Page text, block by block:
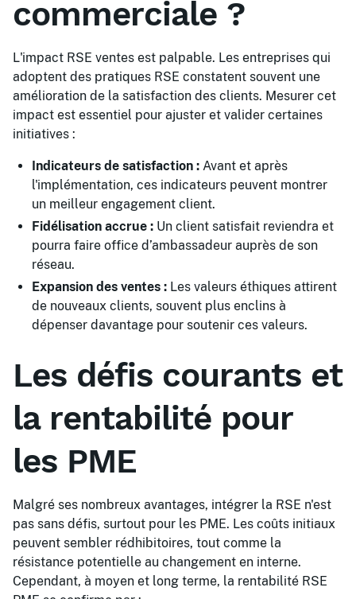
commerciale ?
L'impact RSE ventes est palpable. Les entreprises qui
adoptent des pratiques RSE constatent souvent une
amélioration de la satisfaction des clients. Mesurer cet
impact est essentiel pour ajuster et valider certaines
initiatives :
Indicateurs de satisfaction : Avant et après
l'implémentation, ces indicateurs peuvent montrer
un meilleur engagement client.
Fidélisation accrue : Un client satisfait reviendra et
pourra faire office d’ambassadeur auprès de son
réseau.
Expansion des ventes : Les valeurs éthiques attirent
de nouveaux clients, souvent plus enclins à
dépenser davantage pour soutenir ces valeurs.
Les défis courants et
la rentabilité pour
les PME
Malgré ses nombreux avantages, intégrer la RSE n'est
pas sans défis, surtout pour les PME. Les coûts initiaux
peuvent sembler rédhibitoires, tout comme la
résistance potentielle au changement en interne.
Cependant, à moyen et long terme, la rentabilité RSE